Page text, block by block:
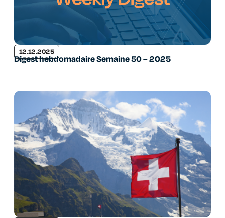
12.12.2025
Digest hebdomadaire Semaine 50 – 2025